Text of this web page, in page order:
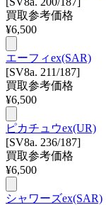
買取参考価格
¥6,500
エーフィex(SAR)
[SV8a. 211/187]
買取参考価格
¥6,500
ピカチュウex(UR)
[SV8a. 236/187]
買取参考価格
¥6,500
シャワーズex(SAR)